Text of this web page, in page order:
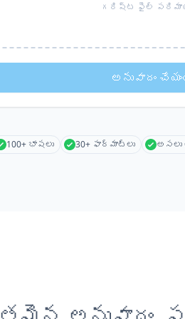
గరిష్ట ఫైల్ పరిమాణం
అనువాదం
100+ భాషలు 30+ ఫార్మాట్లు అసలు